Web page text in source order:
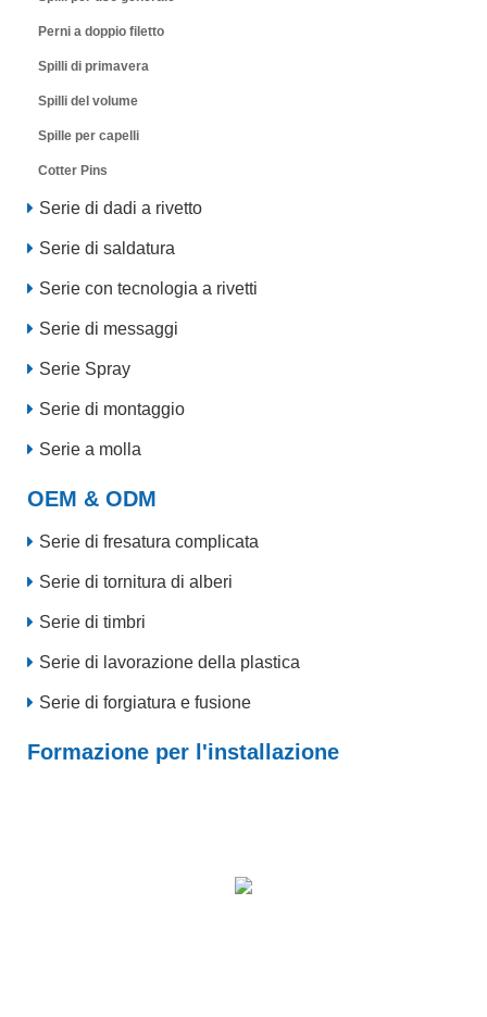
Perni a doppio filetto
Spilli di primavera
Spilli del volume
Spille per capelli
Cotter Pins
Serie di dadi a rivetto
Serie di saldatura
Serie con tecnologia a rivetti
Serie di messaggi
Serie Spray
Serie di montaggio
Serie a molla
OEM & ODM
Serie di fresatura complicata
Serie di tornitura di alberi
Serie di timbri
Serie di lavorazione della plastica
Serie di forgiatura e fusione
Formazione per l'installazione